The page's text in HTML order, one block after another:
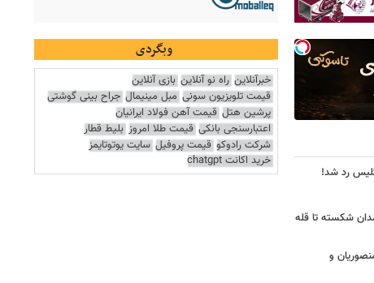
رد شد!
شکسته تا قله
و
وبگردی
خبرآنلاین راه نو آنلاین بازی آنلاین
قیمت تلویزیون سونی مبل مینیمال جراح بینی گوشتی
پرشین هتل قیمت آهن فولاد ایرانیان
اعتبارسنجی بانکی قیمت طلا امروز بلیط قطار
شرکت رادوکو قیمت پروفیل سایت یوتوتایمز
خرید اکانت chatgpt